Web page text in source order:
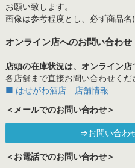
お願い致します。
画像は参考程度とし、必ず商品名
オンライン店へのお問い合わせ
店頭の在庫状況は、オンライン店
各店舗まで直接お問い合わせくだ
■ はせがわ酒店 店舗情報
＜メールでのお問い合わせ＞
⇒お問い合わ
＜お電話でのお問い合わせ＞